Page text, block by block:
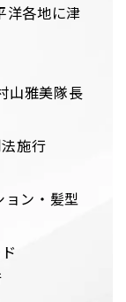
洋各地に津
山雅美隊長
施行
ン・髪型